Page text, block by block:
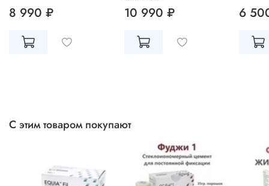
8 990 ₽ 10 990 ₽ 6
С этим товаром покупают